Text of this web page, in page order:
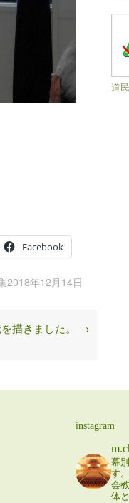
Facebook
2018年12月14日
描きました。 →
道
instagram
幕
す
会
体